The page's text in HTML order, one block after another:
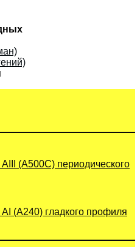
(А500С) периодического
(A240) гладкого профиля